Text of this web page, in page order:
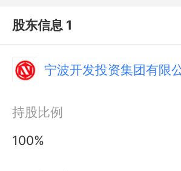
股东信息 1
宁波开发投资集团有限
持股比例
100%